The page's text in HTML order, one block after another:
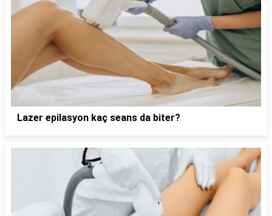
Lazer epilasyon kaç seans da biter?